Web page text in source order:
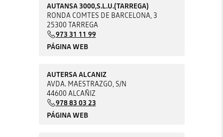
AUTANSA 3000,S.L.U.(TARREGA)
RONDA COMTES DE BARCELONA, 3
25300 TARREGA
973 31 11 99
PÁGINA WEB
AUTERSA ALCANIZ
AVDA. MAESTRAZGO, S/N
44600 ALCAÑIZ
978 83 03 23
PÁGINA WEB